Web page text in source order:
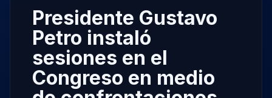
Presidente Gustavo
Petro instaló
sesiones en el
Congreso en medio